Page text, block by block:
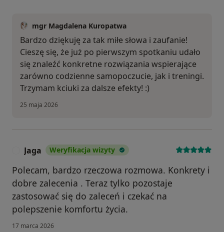
mgr Magdalena Kuropatwa
Bardzo dziękuję za tak miłe słowa i zaufanie!
Cieszę się, że już po pierwszym spotkaniu udało
się znaleźć konkretne rozwiązania wspierające
zarówno codzienne samopoczucie, jak i treningi.
Trzymam kciuki za dalsze efekty! :)
25 maja 2026
Jaga Weryfikacja wizyty
Polecam, bardzo rzeczowa rozmowa. Konkrety i
dobre zalecenia . Teraz tylko pozostaje
zastosować się do zaleceń i czekać na
polepszenie komfortu życia.
17 marca 2026